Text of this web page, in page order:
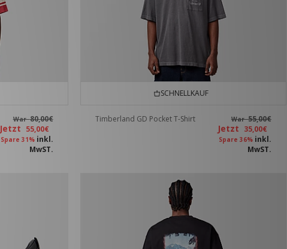
War80,00€
Jetzt 55,00€
Spare 31% inkl.
MwST.
SCHNELLKAUF
Timberland GD Pocket T-Shirt War55,00€
Jetzt 35,00€
Spare 36% inkl.
MwST.